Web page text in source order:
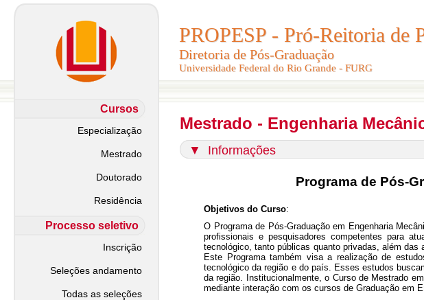
PROPESP - Pró-Reitoria de
Diretoria de Pós-Graduação
Universidade Federal do Rio Grande - FURG
PROPESP - Pró-Reitoria de
Diretoria de Pós-Graduação
Universidade Federal do Rio Grande - FURG
Cursos
Especialização
Mestrado
Doutorado
Residência
Processo seletivo
Inscrição
Seleções andamento
Todas as seleções
Mestrado - Engenharia
▼ Informações
Programa de Pós-
Objetivos do Curso:
O Programa de Pós-Graduação em Engenharia
profissionais e pesquisadores competentes para
tecnológico, tanto públicas quanto privadas, além
Este Programa também visa a realização de
tecnológico da região e do país. Esses estudos
da região. Institucionalmente, o Curso de Mestrado
mediante interação com os cursos de Graduação em